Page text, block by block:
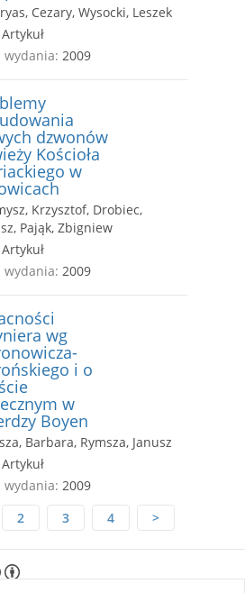
Cezary, Wysocki, Leszek
Artykuł
wydania: 2009
dzwonów
Kościoła
w
Krzysztof, Drobiec,
Pająk, Zbigniew
Artykuł
wydania: 2009
wg
i o
w
Boyen
Barbara, Rymsza, Janusz
Artykuł
wydania: 2009
2 3 4 >